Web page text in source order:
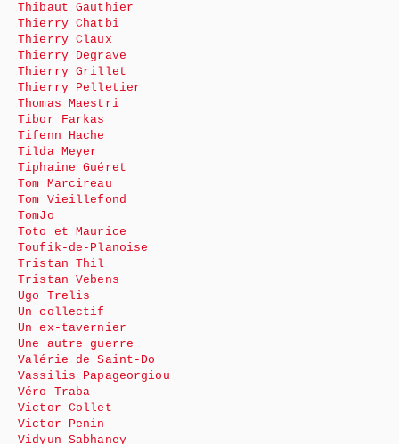
Thibaut Gauthier
Thierry Chatbi
Thierry Claux
Thierry Degrave
Thierry Grillet
Thierry Pelletier
Thomas Maestri
Tibor Farkas
Tifenn Hache
Tilda Meyer
Tiphaine Guéret
Tom Marcireau
Tom Vieillefond
TomJo
Toto et Maurice
Toufik-de-Planoise
Tristan Thil
Tristan Vebens
Ugo Trelis
Un collectif
Un ex-tavernier
Une autre guerre
Valérie de Saint-Do
Vassilis Papageorgiou
Véro Traba
Victor Collet
Victor Penin
Vidyun Sabhaney